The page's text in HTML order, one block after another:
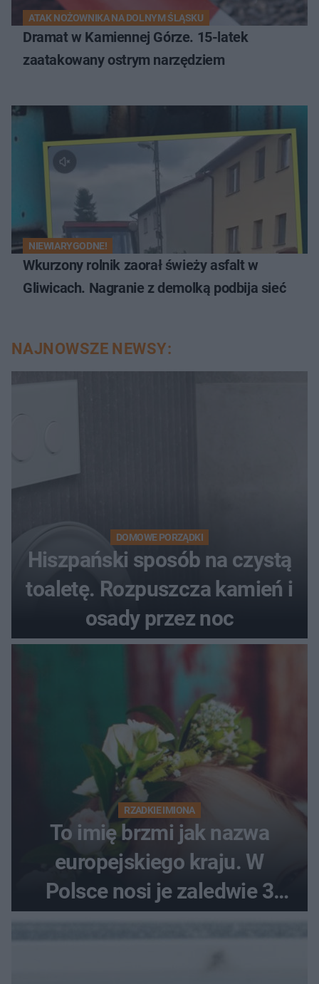
ATAK NOŻOWNIKA NA DOLNYM ŚLĄSKU
Dramat w Kamiennej Górze. 15-latek
zaatakowany ostrym narzędziem
NIEWIARYGODNE!
Wkurzony rolnik zaorał świeży asfalt w
Gliwicach. Nagranie z demolką podbija sieć
NAJNOWSZE NEWSY:
DOMOWE PORZĄDKI
Hiszpański sposób na czystą
toaletę. Rozpuszcza kamień i
osady przez noc
RZADKIE IMIONA
To imię brzmi jak nazwa
europejskiego kraju. W
Polsce nosi je zaledwie 3
kobiety